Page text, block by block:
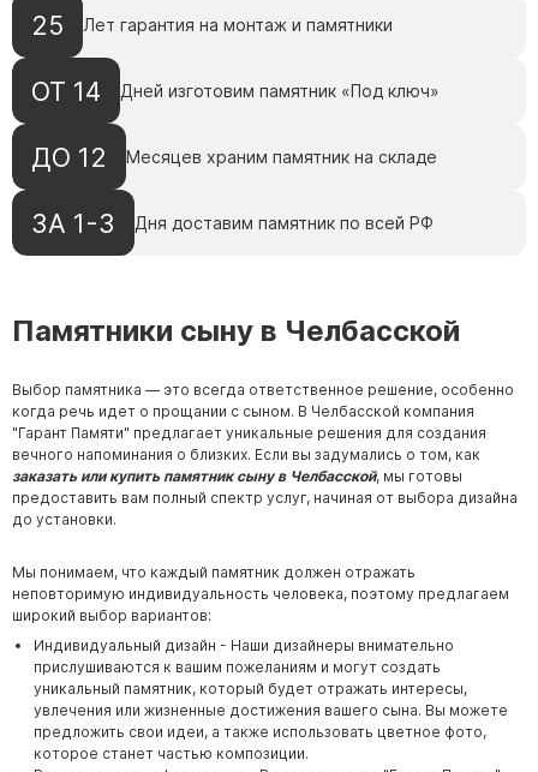
25 Лет гарантия на монтаж и памятники
ОТ 14 Дней изготовим памятник «Под ключ»
ДО 12 Месяцев храним памятник на складе
ЗА 1-3 Дня доставим памятник по всей РФ
Памятники сыну в Челбасской
Выбор памятника — это всегда ответственное решение, особенно
когда речь идет о прощании с сыном. В Челбасской компания
"Гарант Памяти" предлагает уникальные решения для создания
вечного напоминания о близких. Если вы задумались о том, как
заказать или купить памятник сыну в Челбасской, мы готовы
предоставить вам полный спектр услуг, начиная от выбора дизайна
до установки.
Мы понимаем, что каждый памятник должен отражать
неповторимую индивидуальность человека, поэтому предлагаем
широкий выбор вариантов:
Индивидуальный дизайн - Наши дизайнеры внимательно
прислушиваются к вашим пожеланиям и могут создать
уникальный памятник, который будет отражать интересы,
увлечения или жизненные достижения вашего сына. Вы можете
предложить свои идеи, а также использовать цветное фото,
которое станет частью композиции.